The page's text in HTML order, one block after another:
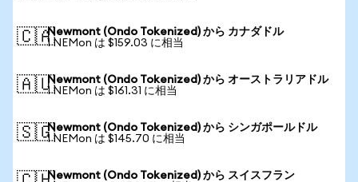
🇨🇦Newmont (Ondo Tokenized) から カナダドル
1 NEMon は $159.03 に相当
🇦🇺Newmont (Ondo Tokenized) から オーストラリアドル
1 NEMon は $161.31 に相当
🇸🇬Newmont (Ondo Tokenized) から シンガポールドル
1 NEMon は $145.70 に相当
Newmont (Ondo Tokenized) から スイスフラン